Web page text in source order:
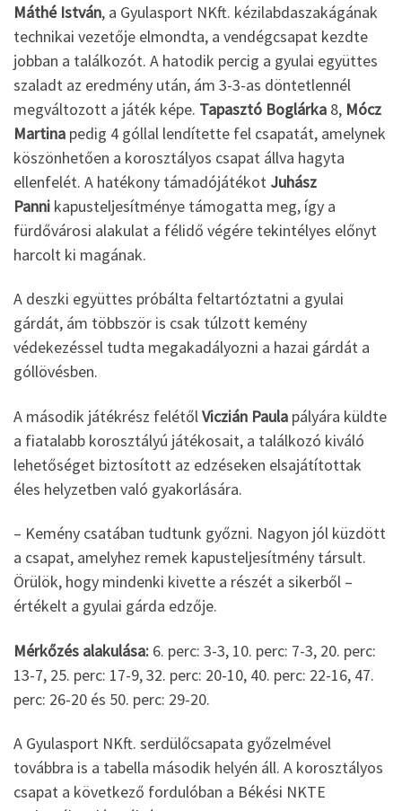
Máthé István, a Gyulasport NKft. kézilabdaszakágának
technikai vezetője elmondta, a vendégcsapat kezdte
jobban a találkozót. A hatodik percig a gyulai együttes
szaladt az eredmény után, ám 3-3-as döntetlennél
megváltozott a játék képe. Tapasztó Boglárka 8, Mócz
Martina pedig 4 góllal lendítette fel csapatát, amelynek
köszönhetően a korosztályos csapat állva hagyta
ellenfelét. A hatékony támadójátékot Juhász
Panni kapusteljesítménye támogatta meg, így a
fürdővárosi alakulat a félidő végére tekintélyes előnyt
harcolt ki magának.
A deszki együttes próbálta feltartóztatni a gyulai
gárdát, ám többször is csak túlzott kemény
védekezéssel tudta megakadályozni a hazai gárdát a
góllövésben.
A második játékrész felétől Viczián Paula pályára küldte
a fiatalabb korosztályú játékosait, a találkozó kiváló
lehetőséget biztosított az edzéseken elsajátítottak
éles helyzetben való gyakorlására.
– Kemény csatában tudtunk győzni. Nagyon jól küzdött
a csapat, amelyhez remek kapusteljesítmény társult.
Örülök, hogy mindenki kivette a részét a sikerből –
értékelt a gyulai gárda edzője.
Mérkőzés alakulása: 6. perc: 3-3, 10. perc: 7-3, 20. perc:
13-7, 25. perc: 17-9, 32. perc: 20-10, 40. perc: 22-16, 47.
perc: 26-20 és 50. perc: 29-20.
A Gyulasport NKft. serdülőcsapata győzelmével
továbbra is a tabella második helyén áll. A korosztályos
csapat a következő fordulóban a Békési NKTE